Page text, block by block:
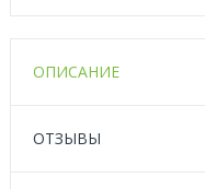
ОПИСАНИЕ
ОТЗЫВЫ